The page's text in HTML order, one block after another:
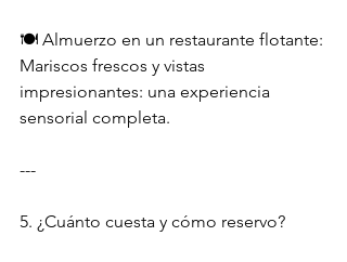
🍽️ Almuerzo en un restaurante flotante:
Mariscos frescos y vistas
impresionantes: una experiencia
sensorial completa.
---
5. ¿Cuánto cuesta y cómo reservo?